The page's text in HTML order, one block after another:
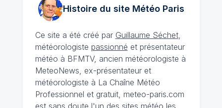
Histoire du site MétéoParis
Ce site a été créé par Guillaume Séchet,
météorologiste passionné et présentateur
météo à BFMTV, ancien météorologiste à
MeteoNews, ex-présentateur et
météorologiste à La Chaîne Météo
Professionnel et gratuit, meteo-paris.com
est sans doute l'un des sites météo les